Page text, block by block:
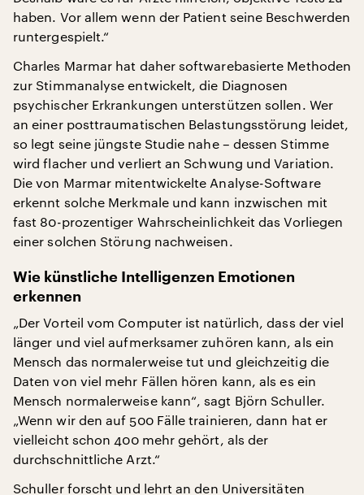
haben. Vor allem wenn der Patient seine Beschwerden
runtergespielt.“
Charles Marmar hat daher softwarebasierte Methoden
zur Stimmanalyse entwickelt, die Diagnosen
psychischer Erkrankungen unterstützen sollen. Wer
an einer posttraumatischen Belastungsstörung leidet,
so legt seine jüngste Studie nahe – dessen Stimme
wird flacher und verliert an Schwung und Variation.
Die von Marmar mitentwickelte Analyse-Software
erkennt solche Merkmale und kann inzwischen mit
fast 80-prozentiger Wahrscheinlichkeit das Vorliegen
einer solchen Störung nachweisen.
Wie künstliche Intelligenzen Emotionen
erkennen
„Der Vorteil vom Computer ist natürlich, dass der viel
länger und viel aufmerksamer zuhören kann, als ein
Mensch das normalerweise tut und gleichzeitig die
Daten von viel mehr Fällen hören kann, als es ein
Mensch normalerweise kann“, sagt Björn Schuller.
„Wenn wir den auf 500 Fälle trainieren, dann hat er
vielleicht schon 400 mehr gehört, als der
durchschnittliche Arzt.“
Schuller forscht und lehrt an den Universitäten